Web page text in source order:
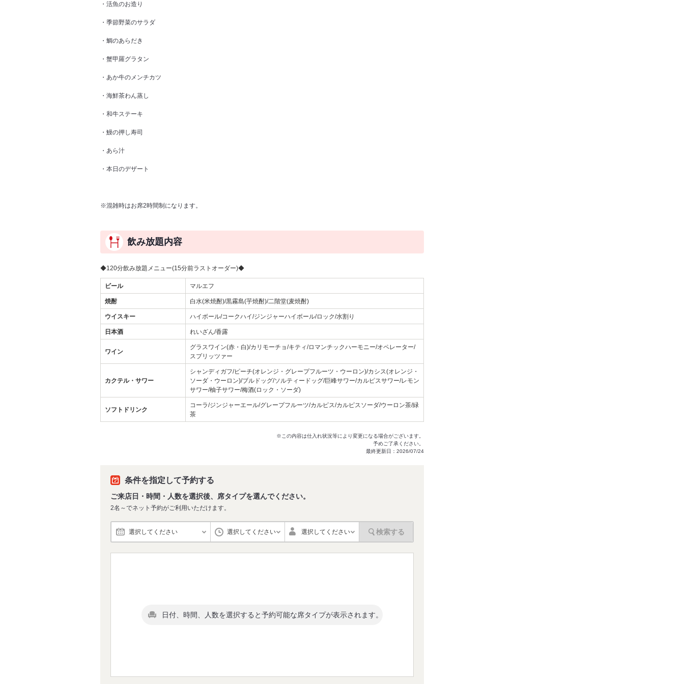
・活魚のお造り
・季節野菜のサラダ
・鯛のあらだき
・蟹甲羅グラタン
・あか牛のメンチカツ
・海鮮茶わん蒸し
・和牛ステーキ
・鰻の押し寿司
・あら汁
・本日のデザート
※混雑時はお席2時間制になります。
飲み放題内容
◆120分飲み放題メニュー(15分前ラストオーダー)◆
ビール マルエフ
焼酎 白水(米焼酎)/黒霧島(芋焼酎)/二階堂(麦焼酎)
ウイスキー ハイボール/コークハイ/ジンジャーハイボール/ロック/水割り
日本酒 れいざん/香露
ワイン
グラスワイン(赤・白)/カリモーチョ/キティ/ロマンチックハーモニー/オペレーター/
スプリッツァー
カクテル・サワー
シャンディガフ/ピーチ(オレンジ・グレープフルーツ・ウーロン)/カシス(オレンジ・
ソーダ・ウーロン)/ブルドッグ/ソルティードッグ/巨峰サワー/カルピスサワー/レモン
サワー/柚子サワー/梅酒(ロック・ソーダ)
ソフトドリンク
コーラ/ジンジャーエール/グレープフルーツ/カルピス/カルピスソーダ/ウーロン茶/緑
茶
※この内容は仕入れ状況等により変更になる場合がございます。
予めご了承ください。
最終更新日：2026/07/24
条件を指定して予約する
ご来店日・時間・人数を選択後、席タイプを選んでください。
2名～でネット予約がご利用いただけます。
選択してください 選択してください 選択してください 検索する
日付、時間、人数を選択すると予約可能な席タイプが表示されます。